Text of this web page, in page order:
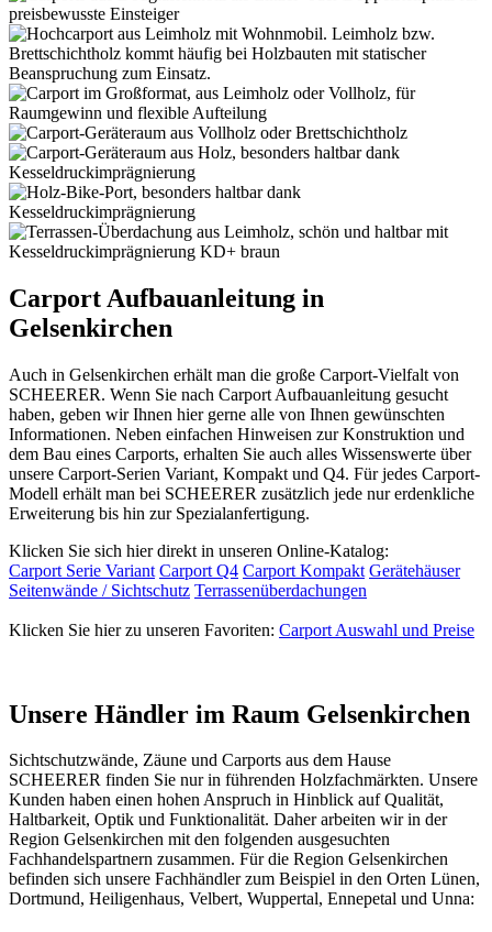
Carport Aufbauanleitung in
Gelsenkirchen
Auch in Gelsenkirchen erhält man die große Carport-Vielfalt von
SCHEERER. Wenn Sie nach Carport Aufbauanleitung gesucht
haben, geben wir Ihnen hier gerne alle von Ihnen gewünschten
Informationen. Neben einfachen Hinweisen zur Konstruktion und
dem Bau eines Carports, erhalten Sie auch alles Wissenswerte über
unsere Carport-Serien Variant, Kompakt und Q4. Für jedes Carport-
Modell erhält man bei SCHEERER zusätzlich jede nur erdenkliche
Erweiterung bis hin zur Spezialanfertigung.
Klicken Sie sich hier direkt in unseren Online-Katalog:
Carport Serie Variant Carport Q4 Carport Kompakt Gerätehäuser
Seitenwände / Sichtschutz Terrassenüberdachungen
Klicken Sie hier zu unseren Favoriten: Carport Auswahl und Preise
Unsere Händler im Raum Gelsenkirchen
Sichtschutzwände, Zäune und Carports aus dem Hause
SCHEERER finden Sie nur in führenden Holzfachmärkten. Unsere
Kunden haben einen hohen Anspruch in Hinblick auf Qualität,
Haltbarkeit, Optik und Funktionalität. Daher arbeiten wir in der
Region Gelsenkirchen mit den folgenden ausgesuchten
Fachhandelspartnern zusammen. Für die Region Gelsenkirchen
befinden sich unsere Fachhändler zum Beispiel in den Orten Lünen,
Dortmund, Heiligenhaus, Velbert, Wuppertal, Ennepetal und Unna: